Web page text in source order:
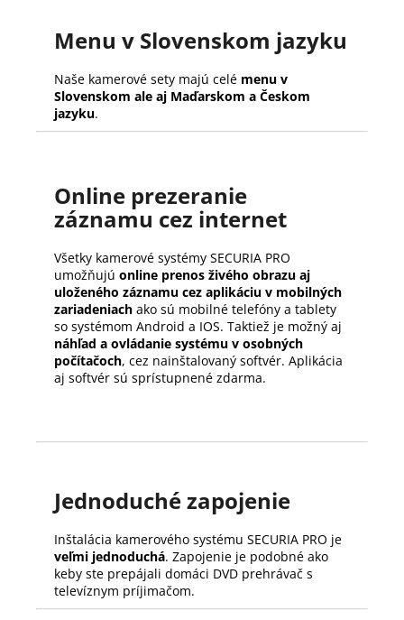
Menu v Slovenskom jazyku
Naše kamerové sety majú celé menu v
Slovenskom ale aj Maďarskom a Českom
jazyku.
Online prezeranie
záznamu cez internet
Všetky kamerové systémy SECURIA PRO
umožňujú online prenos živého obrazu aj
uloženého záznamu cez aplikáciu v mobilných
zariadeniach ako sú mobilné telefóny a tablety
so systémom Android a IOS. Taktiež je možný aj
náhľad a ovládanie systému v osobných
počítačoch, cez nainštalovaný softvér. Aplikácia
aj softvér sú sprístupnené zdarma.
Jednoduché zapojenie
Inštalácia kamerového systému SECURIA PRO je
veľmi jednoduchá. Zapojenie je podobné ako
keby ste prepájali domáci DVD prehrávač s
televíznym príjimačom.